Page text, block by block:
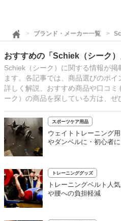
ブランド・メーカー一覧
おすすめの「Schiek（シーク
Schiek（シーク）に関する情報が掲
ます。各記事では、商品選びのポ
詳しく解説、おすすめ商品や口コ
ーク）の商品を探している方は、ぜ
スポーツケア用品
ウェイトトレーニング
やダンベルに・初心者に
トレーニンググッズ
トレーニングベルト人
や腰への負担軽減